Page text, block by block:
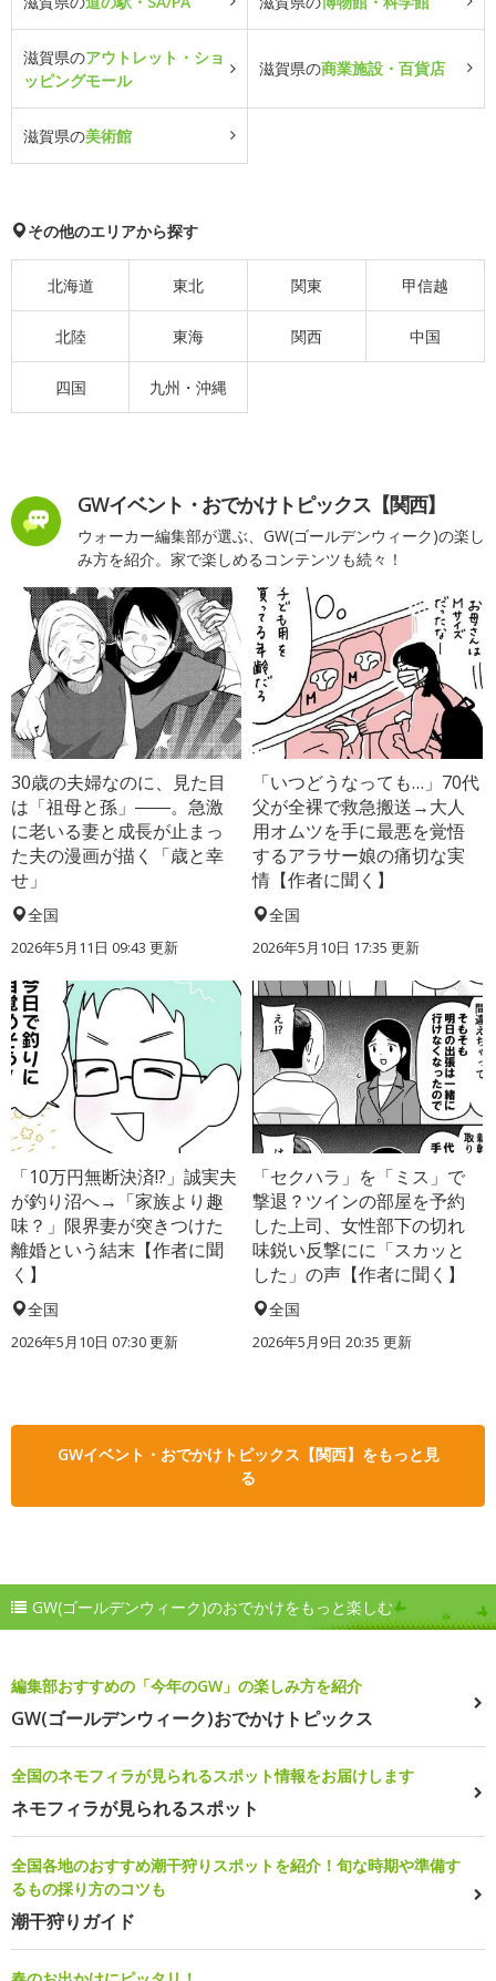
滋賀県のアウトレット・ショ
ッピングモール
滋賀県の商業施設・百貨店
滋賀県の美術館
その他のエリアから探す
北海道 東北 関東 甲信越
北陸 東海 関西 中国
四国 九州・沖縄
GWイベント・おでかけトピックス【関西】
ウォーカー編集部が選ぶ、GW(ゴールデンウィーク)の楽し
み方を紹介。家で楽しめるコンテンツも続々！
30歳の夫婦なのに、見た目
は「祖母と孫」――。急激
に老いる妻と成長が止まっ
た夫の漫画が描く「歳と幸
せ」
全国
2026年5月11日 09:43 更新
「いつどうなっても…」70代
父が全裸で救急搬送→大人
用オムツを手に最悪を覚悟
するアラサー娘の痛切な実
情【作者に聞く】
全国
2026年5月10日 17:35 更新
「10万円無断決済!?」誠実夫
が釣り沼へ→「家族より趣
味？」限界妻が突きつけた
離婚という結末【作者に聞
く】
全国
2026年5月10日 07:30 更新
「セクハラ」を「ミス」で
撃退？ツインの部屋を予約
した上司、女性部下の切れ
味鋭い反撃にに「スカッと
した」の声【作者に聞く】
全国
2026年5月9日 20:35 更新
GWイベント・おでかけトピックス【関西】をもっと見
る
GW(ゴールデンウィーク)のおでかけをもっと楽しむ
編集部おすすめの「今年のGW」の楽しみ方を紹介
GW(ゴールデンウィーク)おでかけトピックス
全国のネモフィラが見られるスポット情報をお届けします
ネモフィラが見られるスポット
全国各地のおすすめ潮干狩りスポットを紹介！旬な時期や準備す
るもの採り方のコツも
潮干狩りガイド